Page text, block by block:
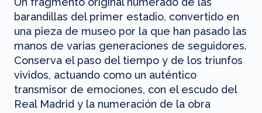
barandillas del primer estadio, convertido en
una pieza de museo por la que han pasado las
manos de varias generaciones de seguidores.
Conserva el paso del tiempo y de los triunfos
vividos, actuando como un auténtico
transmisor de emociones, con el escudo del
Real Madrid y la numeración de la obra